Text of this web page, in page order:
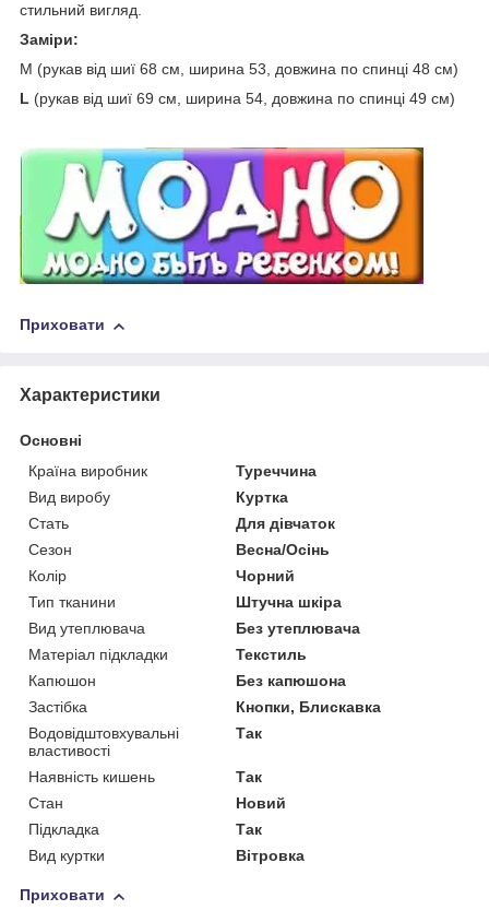
стильний вигляд.
Заміри:
М (рукав від шиї 68 см, ширина 53, довжина по спинці 48 см)
L (рукав від шиї 69 см, ширина 54, довжина по спинці 49 см)
Приховати
Характеристики
Основні
Країна виробник
Туреччина
Вид виробу
Куртка
Стать
Для дівчаток
Сезон
Весна/Осінь
Колір
Чорний
Тип тканини
Штучна шкіра
Вид утеплювача
Без утеплювача
Матеріал підкладки
Текстиль
Капюшон
Без капюшона
Застібка
Кнопки, Блискавка
Водовідштовхувальні
властивості
Так
Наявність кишень
Так
Стан
Новий
Підкладка
Так
Вид куртки
Вітровка
Приховати